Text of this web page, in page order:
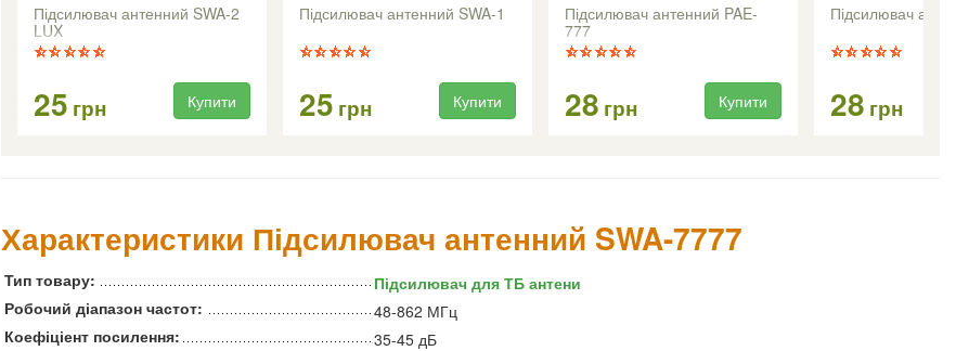
Підсилювач антенний SWA-2
LUX
25 грн Купити
Підсилювач антенний SWA-1
25 грн Купити
Підсилювач антенний PAE-
777
28 грн Купити
Підсилювач
28 грн
Характеристики Підсилювач антенний SWA-7777
Тип товару:
Підсилювач для ТБ антени
Робочий діапазон частот:
48-862 МГц
Коефіціент посилення:
35-45 дБ